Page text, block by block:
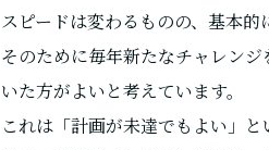
スピードは変わるものの、基本的
そのために毎年新たなチャレン
いた方がよいと考えています。
これは「計画が未達でもよい」